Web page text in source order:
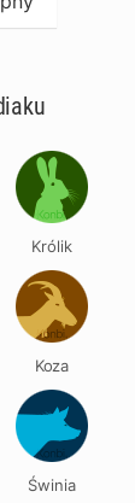
Królik
Koza
Świnia